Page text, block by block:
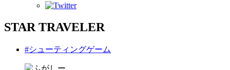
STAR TRAVELER
#シューティングゲーム